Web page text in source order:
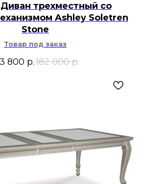
Диван трехместный со
Ashley Soletren
Stone
Товар под заказ
800 р.182 000 р.